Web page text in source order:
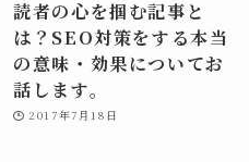
読者の心を掴む記事と
は？SEO対策をする本当
の意味・効果についてお
話します。
2017年7月18日